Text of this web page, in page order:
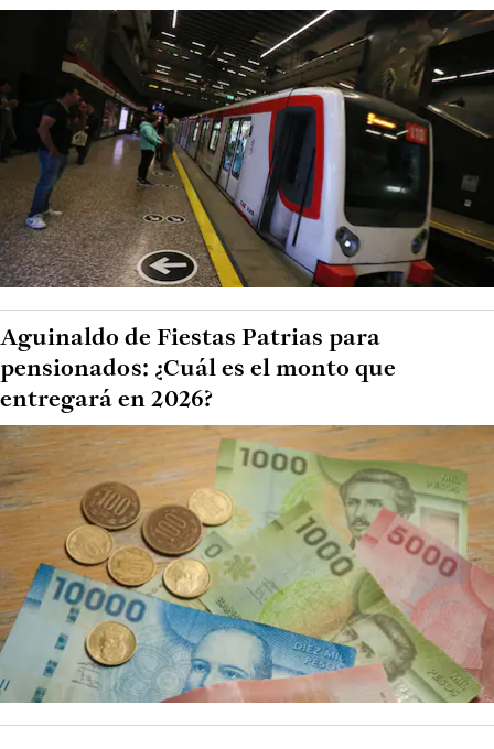
Aguinaldo de Fiestas Patrias para
pensionados: ¿Cuál es el monto que
entregará en 2026?